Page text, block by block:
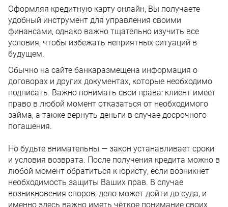
Оформляя кредитную карту онлайн, Вы получаете
удобный инструмент для управления своими
финансами, однако важно тщательно изучить все
условия, чтобы избежать неприятных ситуаций в
будущем.
Обычно на сайте банкаразмещена информация о
договорах и других документах, которые необходимо
подписать. Важно понимать свои права: клиент имеет
право в любой момент отказаться от необходимого
займа, а также вернуть деньги в случае досрочного
погашения.
Но будьте внимательны — закон устанавливает сроки
и условия возврата. После получения кредита можно в
любой момент обратиться к юристу, если возникнет
необходимость защиты Ваших прав. В случае
возникновения споров, дело может дойти до суда, и
именно здесь важно иметь чёткое понимание своих